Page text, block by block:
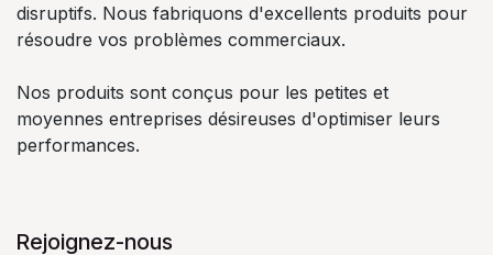
disruptifs. Nous fabriquons d'excellents produits pour
résoudre vos problèmes commerciaux.
Nos produits sont conçus pour les petites et
moyennes entreprises désireuses d'optimiser leurs
performances.
Rejoignez-nous